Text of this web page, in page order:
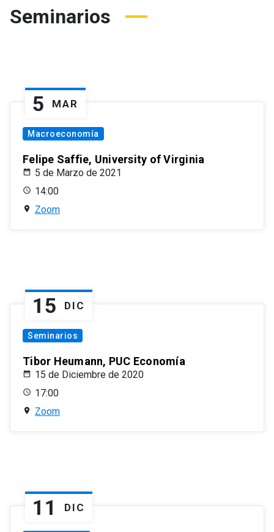
Seminarios
5 MAR
Macroeconomía
Felipe Saffie, University of Virginia
5 de Marzo de 2021
14:00
Zoom
15 DIC
Seminarios
Tibor Heumann, PUC Economía
15 de Diciembre de 2020
17:00
Zoom
11 DIC